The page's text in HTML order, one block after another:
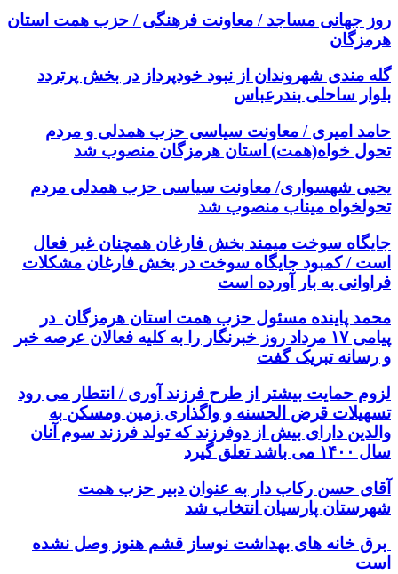
روز جهانی مساجد / معاونت فرهنگی / حزب همت استان
هرمزگان
گله مندی شهروندان از نبود خودپرداز در بخش پرتردد
بلوار ساحلی بندرعباس
حامد امیری / معاونت سیاسی حزب همدلی و مردم
تحول خواه(همت) استان هرمزگان منصوب شد
یحیی شهسواری/ معاونت سیاسی حزب همدلی مردم
تحولخواه میناب منصوب شد
جایگاه سوخت میمند بخش فارغان همچنان غیر فعال
است / کمبود جایگاه سوخت در بخش فارغان مشکلات
فراوانی به بار آورده است
محمد پاینده مسئول حزب همت استان هرمزگان در
پیامی ۱۷ مرداد روز خبرنگار را به کلیه فعالان عرصه خبر
و رسانه تبریک گفت
لزوم حمایت بیشتر از طرح فرزند آوری / انتطار می رود
تسهیلات قرض الحسنه و واگذاری زمین ومسکن به
والدین دارای بیش از دوفرزند که تولد فرزند سوم آنان
سال ۱۴۰۰ می باشد تعلق گیرد
آقای حسن رکاب دار به عنوان دبیر حزب همت
شهرستان پارسیان انتخاب شد
برق خانه های بهداشت نوساز قشم هنوز وصل نشده
است